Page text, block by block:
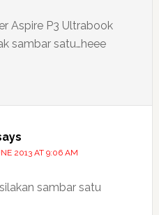
Aspire P3 Ultrabook
sambar satu…heee
2013 AT 9:06 AM
sambar satu